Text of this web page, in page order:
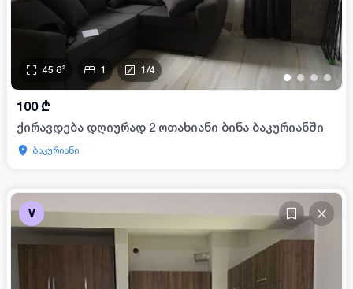
••••
45 მ² 1 1/4
100 ₾
ქირავდება დღიურად 2 ოთახიანი ბინა ბაკურიანში
ბაკურიანი
V